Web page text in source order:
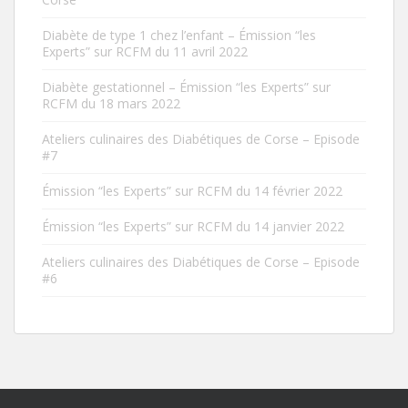
Diabète de type 1 chez l’enfant – Émission “les
Experts” sur RCFM du 11 avril 2022
Diabète gestationnel – Émission “les Experts” sur
RCFM du 18 mars 2022
Ateliers culinaires des Diabétiques de Corse – Episode
#7
Émission “les Experts” sur RCFM du 14 février 2022
Émission “les Experts” sur RCFM du 14 janvier 2022
Ateliers culinaires des Diabétiques de Corse – Episode
#6